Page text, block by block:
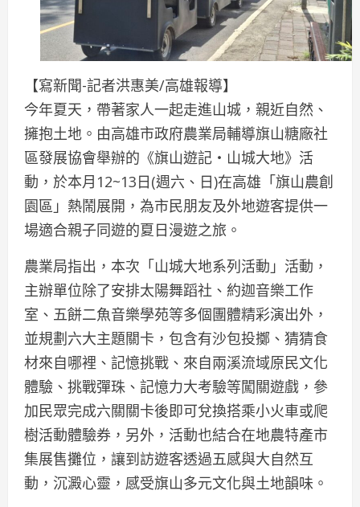
【寫新聞-記者洪惠美/高雄報導】
今年夏天，帶著家人一起走進山城，親近自然、
擁抱土地。由高雄市政府農業局輔導旗山糖廠社
區發展協會舉辦的《旗山遊記・山城大地》活
動，於本月12~13日(週六、日)在高雄「旗山農創
園區」熱鬧展開，為市民朋友及外地遊客提供一
場適合親子同遊的夏日漫遊之旅。
農業局指出，本次「山城大地系列活動」活動，
主辦單位除了安排太陽舞蹈社、約迦音樂工作
室、五餅二魚音樂學苑等多個團體精彩演出外，
並規劃六大主題關卡，包含有沙包投擲、猜猜食
材來自哪裡、記憶挑戰、來自兩溪流域原民文化
體驗、挑戰彈珠、記憶力大考驗等闖關遊戲，參
加民眾完成六關關卡後即可兌換搭乘小火車或爬
樹活動體驗券，另外，活動也結合在地農特產市
集展售攤位，讓到訪遊客透過五感與大自然互
動，沉澱心靈，感受旗山多元文化與土地韻味。